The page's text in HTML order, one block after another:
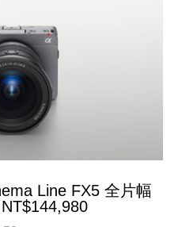
Line FX5 全片幅